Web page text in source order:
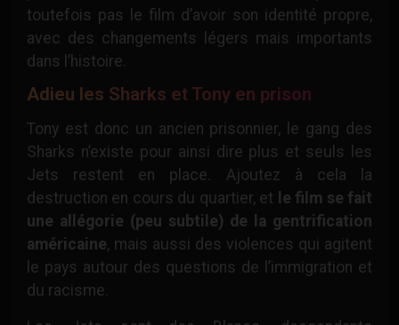
toutefois pas le film d’avoir son identité propre,
avec des changements légers mais importants
dans l’histoire.
Adieu les Sharks et Tony en prison
Tony est donc un ancien prisonnier, le gang des
Sharks n’existe pour ainsi dire plus et seuls les
Jets restent en place. Ajoutez à cela la
destruction en cours du quartier, et le film se fait
une allégorie (peu subtile) de la gentrification
américaine, mais aussi des violences qui agitent
le pays autour des questions de l’immigration et
du racisme.